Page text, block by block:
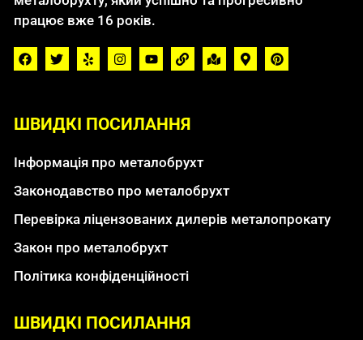
працює вже 16 років.
ШВИДКІ ПОСИЛАННЯ
Інформація про металобрухт
Законодавство про металобрухт
Перевірка ліцензованих дилерів металопрокату
Закон про металобрухт
Політика конфіденційності
ШВИДКІ ПОСИЛАННЯ